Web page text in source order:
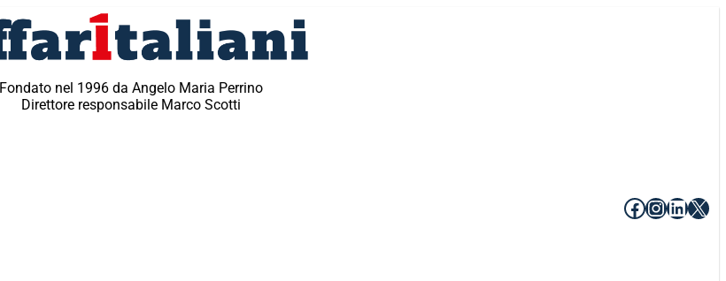
Fondato nel 1996 da Angelo Maria Perrino
Direttore responsabile Marco Scotti
Facebook
X